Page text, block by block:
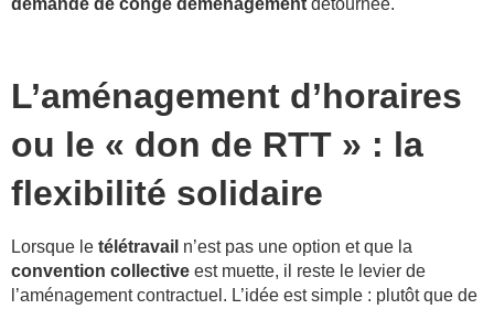
L’aménagement d’horaires
ou le « don de RTT » : la
flexibilité solidaire
Lorsque le télétravail n’est pas une option et que la
convention collective est muette, il reste le levier de
l’aménagement contractuel. L’idée est simple : plutôt que de